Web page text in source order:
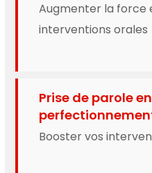
Augmenter la force
interventions orales
Prise de parole
Booster vos